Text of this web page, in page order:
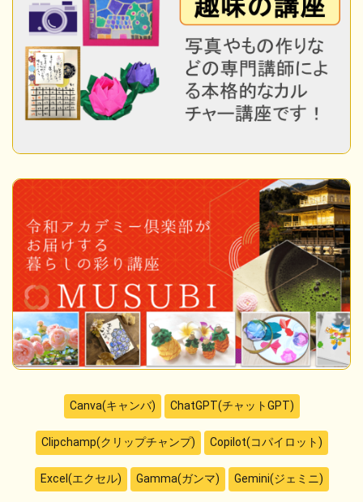
Canva(キャンバ) ChatGPT(チャットGPT)
Clipchamp(クリップチャンプ) Copilot(コパイロット)
Excel(エクセル) Gamma(ガンマ) Gemini(ジェミニ)